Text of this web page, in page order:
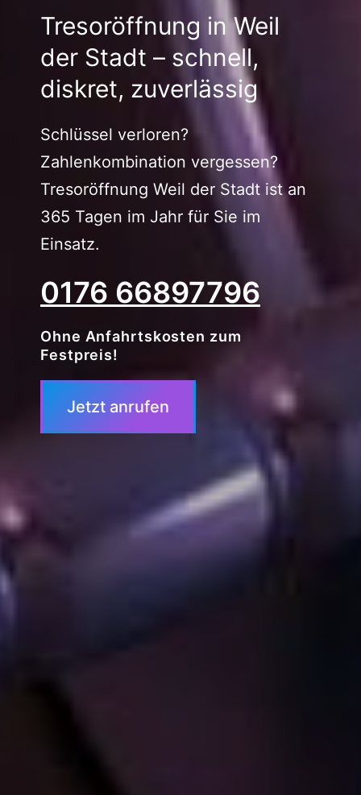
Tresoröffnung in Weil
der Stadt – schnell,
diskret, zuverlässig
Schlüssel verloren?
Zahlenkombination vergessen?
Tresoröffnung Weil der Stadt ist an
365 Tagen im Jahr für Sie im
Einsatz.
0176 66897796
Ohne Anfahrtskosten zum
Festpreis!
Jetzt anrufen